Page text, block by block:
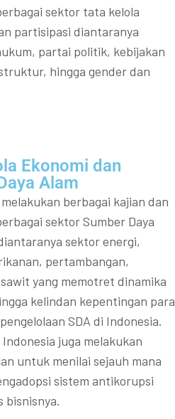
sektor tata kelola
partisipasi diantaranya
partai politik, kebijakan
hingga gender dan
Ekonomi dan
Alam
berbagai kajian dan
sektor Sumber Daya
sektor energi,
pertambangan,
yang memotret dinamika
kelindan kepentingan para
SDA di Indonesia.
juga melakukan
untuk menilai sejauh mana
sistem antikorupsi
bisnisnya.